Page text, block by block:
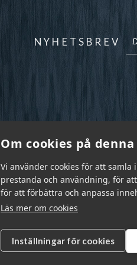
Om cookies på
Vi använder cookies för att
prestanda och användning, för
för att förbättra och anpassa
Läs mer om cookies
Inställningar för cookies
NYHETSBREV
Garnr Sverige AB ©